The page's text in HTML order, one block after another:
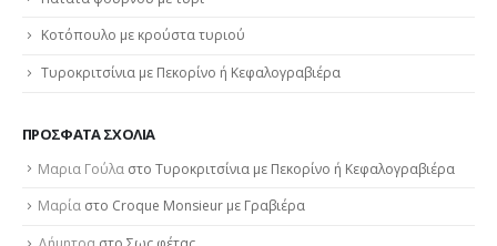
Κοτόπουλο με κρούστα τυριού
Τυροκριτσίνια με Πεκορίνο ή Κεφαλογραβιέρα
ΠΡΌΣΦΑΤΑ ΣΧΌΛΙΑ
Μαρια Γούλα στο Τυροκριτσίνια με Πεκορίνο ή Κεφαλογραβιέρα
Μαρία στο Croque Monsieur με Γραβιέρα